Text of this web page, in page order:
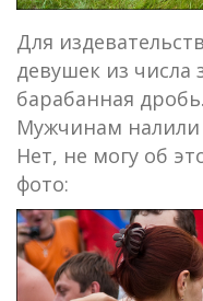
Для
девушек из числа
барабанная
Мужчинам налили
Нет, не могу об
фото: